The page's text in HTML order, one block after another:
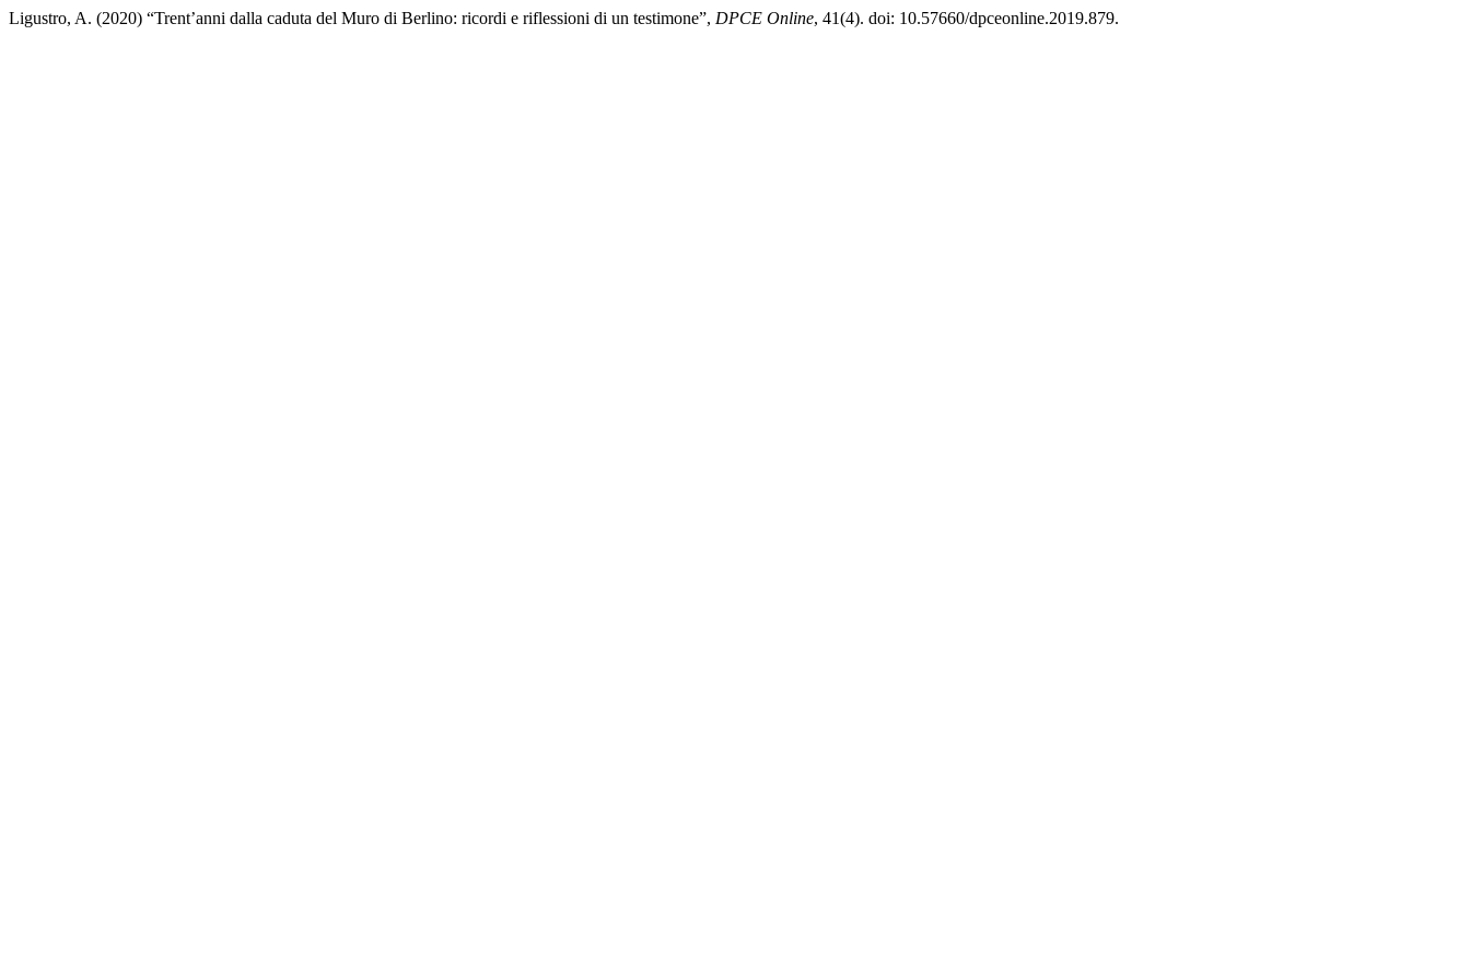
Ligustro, A. (2020) “Trent’anni dalla caduta del Muro di Berlino: ricordi e riflessioni di un testimone”, DPCE Online, 41(4). doi: 10.57660/dpceonline.2019.879.